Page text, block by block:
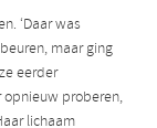
‘Daar was
maar ging
eerder
opnieuw proberen,
lichaam